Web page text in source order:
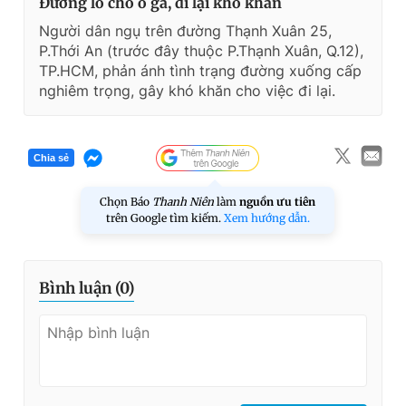
Người dân ngụ trên đường Thạnh Xuân 25,
P.Thới An (trước đây thuộc P.Thạnh Xuân, Q.12),
TP.HCM, phản ánh tình trạng đường xuống cấp
nghiêm trọng, gây khó khăn cho việc đi lại.
Chia sẻ
Chọn Báo Thanh Niên làm nguồn ưu tiên
trên Google tìm kiếm. Xem hướng dẫn.
Bình luận (0)